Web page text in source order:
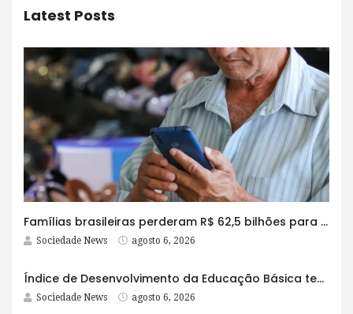
Latest Posts
Famílias brasileiras perderam R$ 62,5 bilhões para bets em 2025
Sociedade News agosto 6, 2026
Índice de Desenvolvimento da Educação Básica tem elevação em todas as etapas
Sociedade News agosto 6, 2026